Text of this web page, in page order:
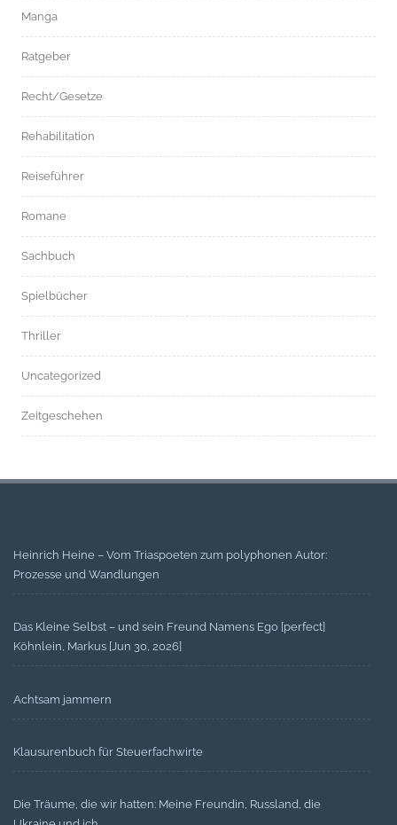
Manga
Ratgeber
Recht/Gesetze
Rehabilitation
Reiseführer
Romane
Sachbuch
Spielbücher
Thriller
Uncategorized
Zeitgeschehen
Heinrich Heine – Vom Triaspoeten zum polyphonen Autor:
Prozesse und Wandlungen
Das Kleine Selbst – und sein Freund Namens Ego [perfect]
Köhnlein, Markus [Jun 30, 2026]
Achtsam jammern
Klausurenbuch für Steuerfachwirte
Die Träume, die wir hatten: Meine Freundin, Russland, die